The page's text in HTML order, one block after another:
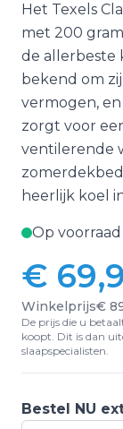
Het Texels
met 200
de allerbeste
bekend om
vermogen,
zorgt voor
ventilerende
heerlijk koel
Op voorraad
€
Winkelprijs€
De prijs die u
koopt. Dit is dan
slaapspecialisten.
Bestel NU